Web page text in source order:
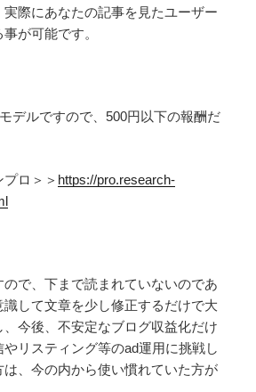
際にあなたの記事を見たユーザー
が可能です。
デルですので、500円以下の報酬だ
ロ＞＞ https://pro.research-
で、下まで読まれていないのであ
して文章を少し修正するだけで大
、今後、不安定なブログ収益化だけ
リスティング等のad運用に挑戦し
は、今の内から使い慣れていた方が